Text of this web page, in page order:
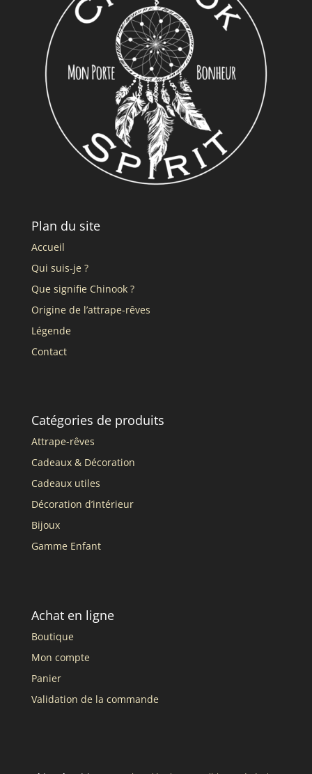
Plan du site
Accueil
Qui suis-je ?
Que signifie Chinook ?
Origine de l’attrape-rêves
Légende
Contact
Catégories de produits
Attrape-rêves
Cadeaux & Décoration
Cadeaux utiles
Décoration d’intérieur
Bijoux
Gamme Enfant
Achat en ligne
Boutique
Mon compte
Panier
Validation de la commande